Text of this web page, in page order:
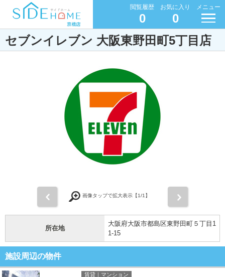
閲覧履歴
0
お気に入り
0
メニュー
セブンイレブン 大阪東野田町5丁目店
画像タップで拡大表示【1/1】
所在地
大阪府大阪市都島区東野田町５丁目1
1-15
施設周辺の物件
賃貸｜マンション